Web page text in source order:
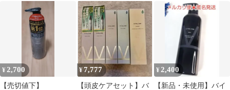
¥ 2,700
【売切値下】
¥7,777
【頭皮ケアセット】バ
¥ 2,400
【新品・未使用】バイ